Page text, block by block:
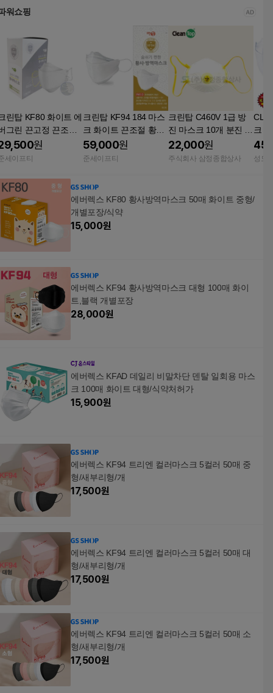
워쇼핑
린탑 KF80 화이트 에
그린 끈고정 끈조절
형 50매원
세이프티
크린탑 KF94 184 마스
크 화이트 끈조절 황사
미세먼지 국산 100매
대형
59,000원
준세이프티
크린탑 C460V 1급 방
진 마스크 10개 분진 방
진 미세먼지 황사 공업
산업 안전 작업
22,000원
주식회사 삼정종합상사
크
입
세
성도
에버렉스 KF80 황사방역마스크 50매 화이트 중형/
개별포장/식약
15,000원
에버렉스 KF94 황사방역마스크 대형 100매 화이
트,블랙 개별포장
28,000원
에버렉스 KFAD 데일리 비말차단 덴탈 일회용 마스
크 100매 화이트 대형/식약처허가
15,900원
에버렉스 KF94 트리엔 컬러마스크 5컬러 50매 중
형/새부리형/개
17,500원
에버렉스 KF94 트리엔 컬러마스크 5컬러 50매 대
형/새부리형/개
17,500원
에버렉스 KF94 트리엔 컬러마스크 5컬러 50매 소
형/새부리형/개
17,500원